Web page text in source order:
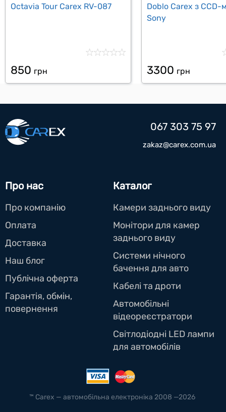
Octavia Tour Carex RV-087
850 грн
Doblo Carex з
Sony
3300 грн
Про нас
Про компанію
Оплата
Доставка
Наш блог
Публічна оферта
Гарантія, обмін,
повернення
Каталог
Камери заднього виду
Монітори для камер
заднього виду
Системи нічного
бачення для авто
Кабелі та дроти
Автомобільні
відеореєстратори
Світлодіодні LED лампи
для автомобілів
067 303 75 97
zakaz@carex.com.ua
™ Carex — автомобільна електроніка 2008 —2026